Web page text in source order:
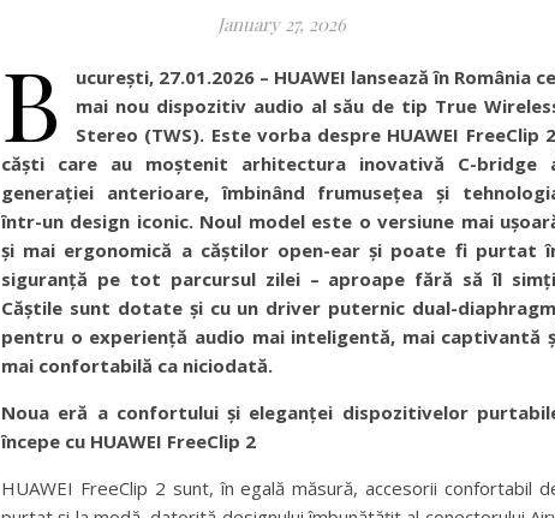
January 27, 2026
B
ucurești, 27.01.2026 – HUAWEI lansează în România
mai nou dispozitiv audio al său de tip True
Stereo (TWS). Este vorba despre HUAWEI FreeClip
căști care au moștenit arhitectura inovativă C-bridge
generației anterioare, îmbinând frumusețea și
într-un design iconic. Noul model este o versiune mai
și mai ergonomică a căștilor open-ear și poate fi purtat
siguranță pe tot parcursul zilei – aproape fără să îl
Căștile sunt dotate și cu un driver puternic dual-
pentru o experiență audio mai inteligentă, mai captivantă
mai confortabilă ca niciodată.
Noua eră a confortului și eleganței dispozitivelor
începe cu HUAWEI FreeClip 2
HUAWEI FreeClip 2 sunt, în egală măsură, accesorii confortabil